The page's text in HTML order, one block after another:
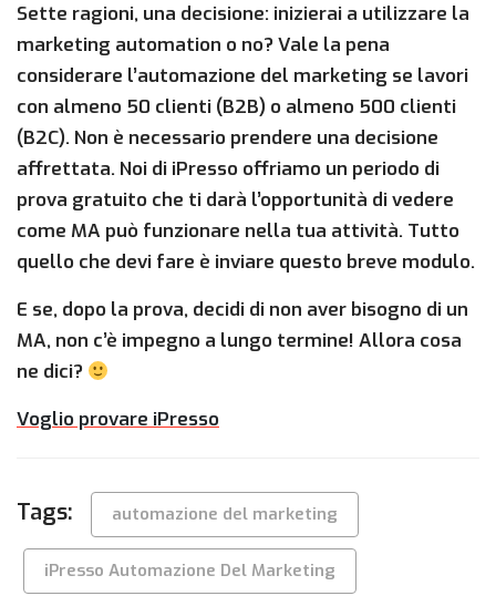
Sette ragioni, una decisione: inizierai a utilizzare la
marketing automation o no? Vale la pena
considerare l’automazione del marketing se lavori
con almeno 50 clienti (B2B) o almeno 500 clienti
(B2C). Non è necessario prendere una decisione
affrettata. Noi di iPresso offriamo un periodo di
prova gratuito che ti darà l’opportunità di vedere
come MA può funzionare nella tua attività. Tutto
quello che devi fare è inviare questo breve modulo.
E se, dopo la prova, decidi di non aver bisogno di un
MA, non c’è impegno a lungo termine! Allora cosa
ne dici?
Voglio provare iPresso
Tags: automazione del marketing
iPresso Automazione Del Marketing